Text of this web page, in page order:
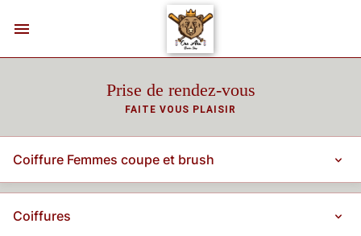
Prise de rendez-vous
FAITE VOUS PLAISIR
Coiffure Femmes coupe et brush
Coiffures